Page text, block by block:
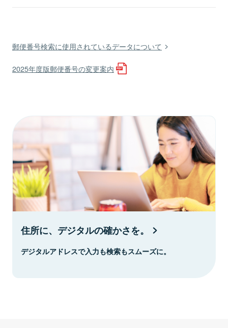
郵便番号検索に使用されているデータについて
2025年度版郵便番号の変更案内
住所に、デジタルの確かさを。
デジタルアドレスで入力も検索もスムーズに。